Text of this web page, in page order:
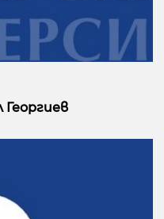
Георгиев